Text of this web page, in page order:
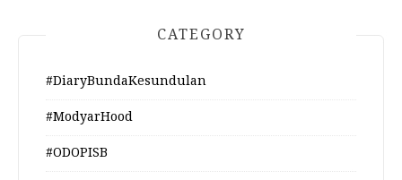
CATEGORY
#DiaryBundaKesundulan
#ModyarHood
#ODOPISB